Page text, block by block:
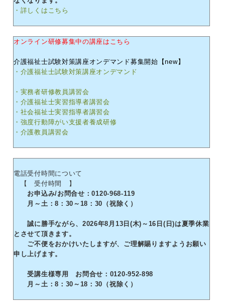
・詳しくはこちら
オンライン研修募集中の講座はこちら
介護福祉士試験対策講座オンデマンド募集開始【new】
・介護福祉士試験対策講座オンデマンド
・実務者研修教員講習会
・介護福祉士実習指導者講習会
・社会福祉士実習指導者講習会
・強度行動障がい支援者養成研修
・介護教員講習会
電話受付時間について
【 受付時間 】
お申込み/お問合せ：0120-968-119
月～土：8：30～18：30（祝除く）
誠に勝手ながら、2026年8月13日(木)～16日(日)は夏季休業
とさせて頂きます。
ご不便をおかけいたしますが、ご理解賜りますようお願い
申し上げます。
受講生様専用 お問合せ：0120-952-898
月～土：8：30～18：30（祝除く）